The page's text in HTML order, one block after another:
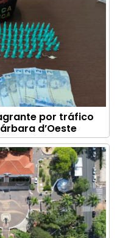
por tráfico
d’Oeste